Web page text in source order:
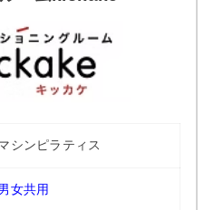
シンピラティス
女共用